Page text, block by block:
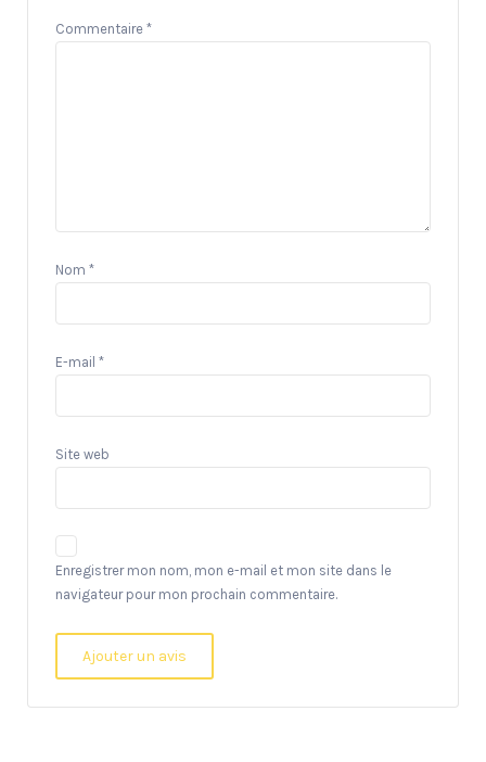
Commentaire *
Nom *
E-mail *
Site web
Enregistrer mon nom, mon e-mail et mon site dans le
navigateur pour mon prochain commentaire.